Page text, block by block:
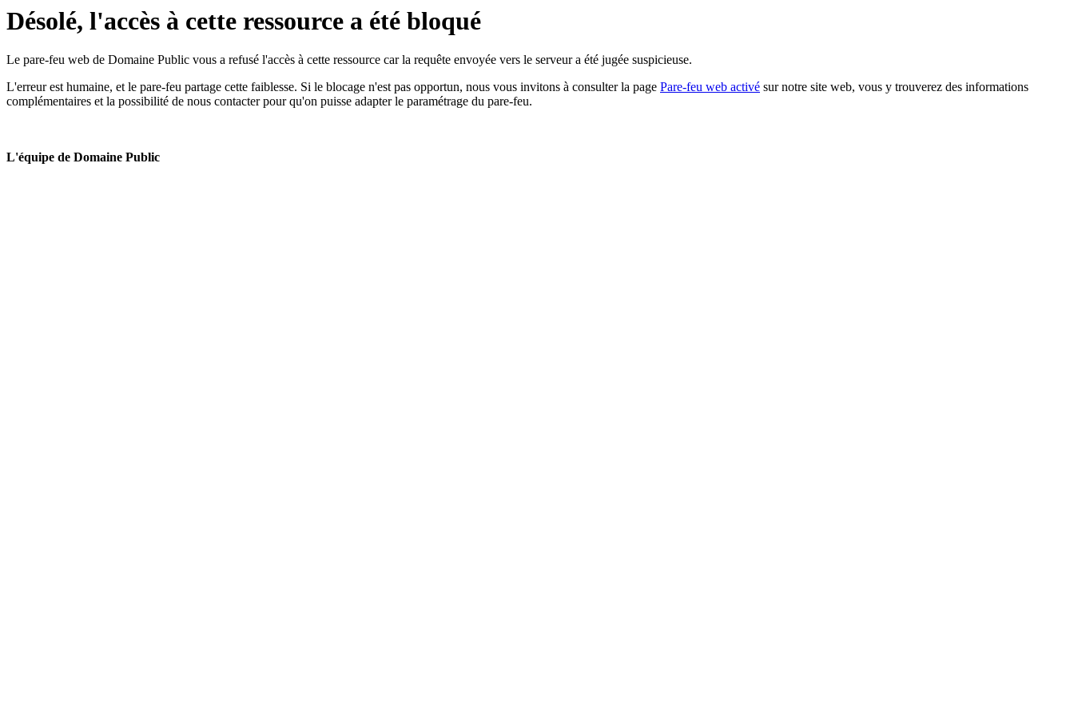
Désolé, l'accès à cette ressource a été bloqué
Le pare-feu web de Domaine Public vous a refusé l'accès à cette ressource car la requête envoyée vers le serveur a été jugée suspicieuse.
L'erreur est humaine, et le pare-feu partage cette faiblesse. Si le blocage n'est pas opportun, nous vous invitons à consulter la page Pare-feu web activé sur notre site web, vous y trouverez des informations
complémentaires et la possibilité de nous contacter pour qu'on puisse adapter le paramétrage du pare-feu.
L'équipe de Domaine Public